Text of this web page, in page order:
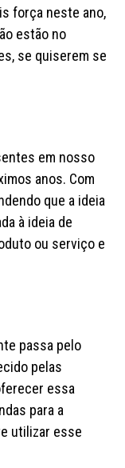
força neste ano,
estão no
se quiserem se
em nosso
anos. Com
que a ideia
à ideia de
ou serviço e
passa pelo
pelas
essa
para a
utilizar esse